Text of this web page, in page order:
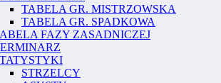
TABELA GR. MISTRZOWSKA
TABELA GR. SPADKOWA
FAZY ZASADNICZEJ
STRZELCY